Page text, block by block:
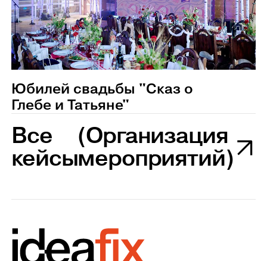
Юбилей свадьбы "Сказ о
Глебе и Татьяне"
Все
кейсы
(Организация
мероприятий)